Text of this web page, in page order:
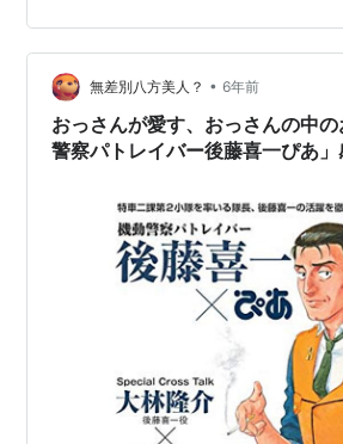
無差別八方美人？ • 6年前
おっさんが愛す、おっさんの中
警察パトレイバー後藤喜一ぴあ」